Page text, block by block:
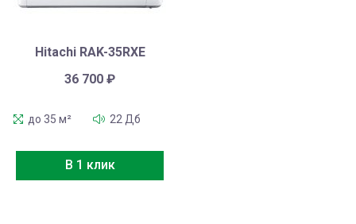
Hitachi RAK-35RXE
36 700₽
до 35 м² 22 Дб
В 1 клик